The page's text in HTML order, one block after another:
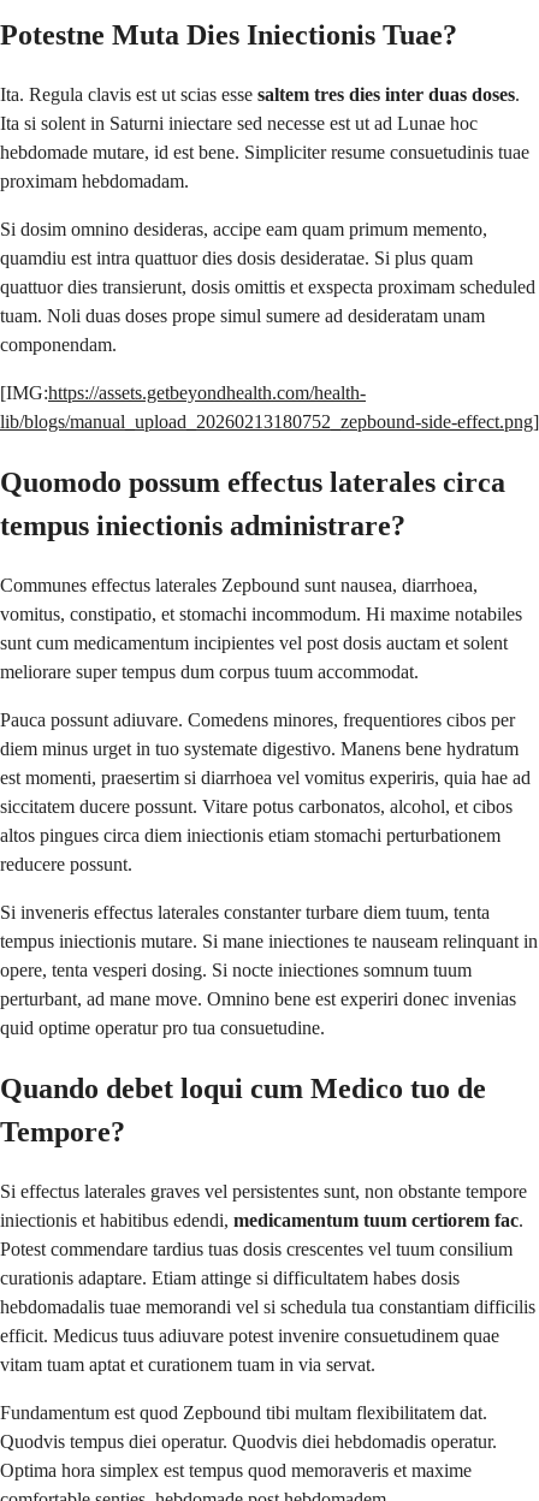
Potestne Muta Dies Iniectionis Tuae?
Ita. Regula clavis est ut scias esse saltem tres dies inter duas doses.
Ita si solent in Saturni iniectare sed necesse est ut ad Lunae hoc
hebdomade mutare, id est bene. Simpliciter resume consuetudinis tuae
proximam hebdomadam.
Si dosim omnino desideras, accipe eam quam primum memento,
quamdiu est intra quattuor dies dosis desideratae. Si plus quam
quattuor dies transierunt, dosis omittis et exspecta proximam scheduled
tuam. Noli duas doses prope simul sumere ad desideratam unam
componendam.
[IMG:https://assets.getbeyondhealth.com/health-
lib/blogs/manual_upload_20260213180752_zepbound-side-effect.png]
Quomodo possum effectus laterales circa
tempus iniectionis administrare?
Communes effectus laterales Zepbound sunt nausea, diarrhoea,
vomitus, constipatio, et stomachi incommodum. Hi maxime notabiles
sunt cum medicamentum incipientes vel post dosis auctam et solent
meliorare super tempus dum corpus tuum accommodat.
Pauca possunt adiuvare. Comedens minores, frequentiores cibos per
diem minus urget in tuo systemate digestivo. Manens bene hydratum
est momenti, praesertim si diarrhoea vel vomitus experiris, quia hae ad
siccitatem ducere possunt. Vitare potus carbonatos, alcohol, et cibos
altos pingues circa diem iniectionis etiam stomachi perturbationem
reducere possunt.
Si inveneris effectus laterales constanter turbare diem tuum, tenta
tempus iniectionis mutare. Si mane iniectiones te nauseam relinquant in
opere, tenta vesperi dosing. Si nocte iniectiones somnum tuum
perturbant, ad mane move. Omnino bene est experiri donec invenias
quid optime operatur pro tua consuetudine.
Quando debet loqui cum Medico tuo de
Tempore?
Si effectus laterales graves vel persistentes sunt, non obstante tempore
iniectionis et habitibus edendi, medicamentum tuum certiorem fac.
Potest commendare tardius tuas dosis crescentes vel tuum consilium
curationis adaptare. Etiam attinge si difficultatem habes dosis
hebdomadalis tuae memorandi vel si schedula tua constantiam difficilis
efficit. Medicus tuus adiuvare potest invenire consuetudinem quae
vitam tuam aptat et curationem tuam in via servat.
Fundamentum est quod Zepbound tibi multam flexibilitatem dat.
Quodvis tempus diei operatur. Quodvis diei hebdomadis operatur.
Optima hora simplex est tempus quod memoraveris et maxime